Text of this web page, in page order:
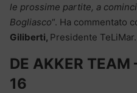
le prossime partite, a
Bogliasco“. Ha commentato
Giliberti, Presidente TeLiMar.
DE AKKER TEAM
16